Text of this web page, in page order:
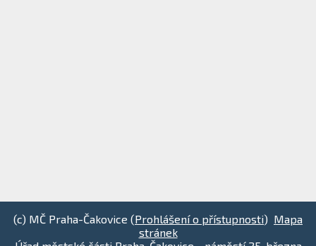
(c) MČ Praha-Čakovice (Prohlášení o přístupnosti) Mapa
stránek